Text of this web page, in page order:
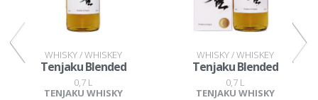
WHISKY / WHISKEY
Tenjaku Blended
0,7 L
TENJAKU WHISKY
WHISKY / WHISKEY
Tenjaku Blended
0,7 L
TENJAKU WHISKY